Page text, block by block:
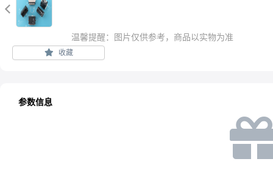

温馨提醒：图片仅供参考，商品以实物为准
收藏
参数信息